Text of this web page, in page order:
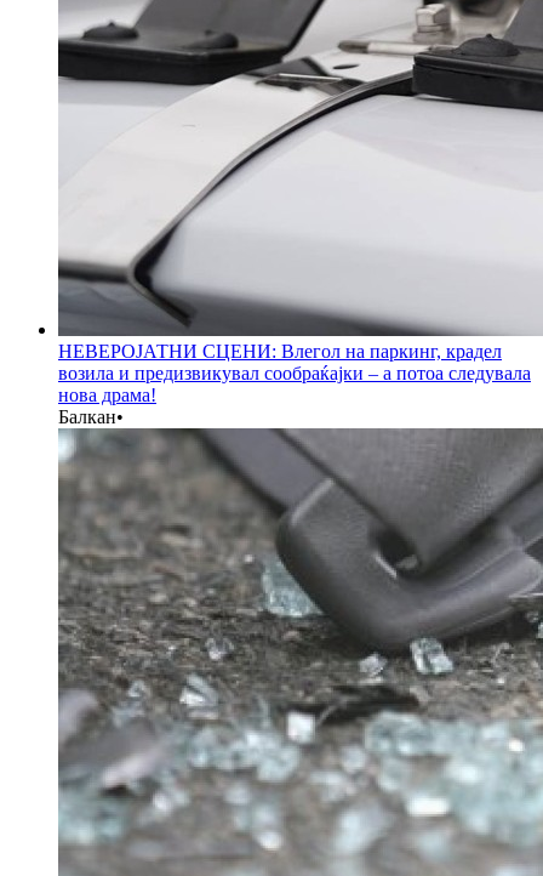
НЕВЕРОЈАТНИ СЦЕНИ: Влегол на паркинг, крадел
возила и предизвикувал сообраќајки – а потоа следувала
нова драма!
Балкан•